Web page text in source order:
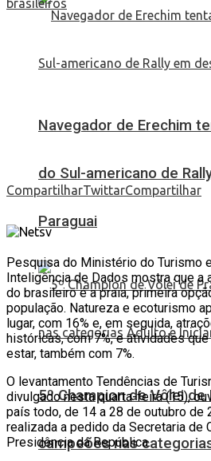
Navegador de Erechim
do Sul-americano de
Paraguai
5º Champion de Vôlei
campeões nas
CompartilharTwittarCompartilhar
Pesquisa do Ministério do Turismo
Inteligência de Dados mostra que a
do brasileiro é a praia, primeira
população. Natureza e ecoturismo
lugar, com 16% e, em seguida,
históricas, com 7%, e atividades
estar, também com 7%.
O levantamento Tendências de
divulgado nesta quarta-feira (15),
país todo, de 14 a 28 de outubro de
realizada a pedido da Secretaria de
Presidência da República.